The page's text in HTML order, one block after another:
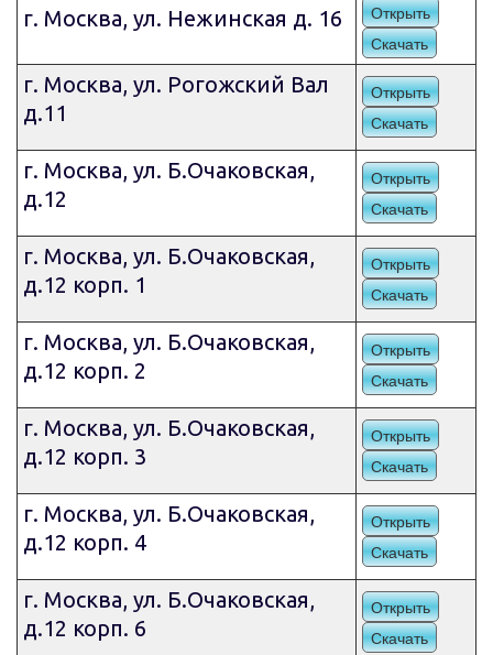
г. Москва, ул. Нежинская д. 16
Открыть
Скачать
г. Москва, ул. Рогожский Вал
д.11
Открыть
Скачать
г. Москва, ул. Б.Очаковская,
д.12
Открыть
Скачать
г. Москва, ул. Б.Очаковская,
д.12 корп. 1
Открыть
Скачать
г. Москва, ул. Б.Очаковская,
д.12 корп. 2
Открыть
Скачать
г. Москва, ул. Б.Очаковская,
д.12 корп. 3
Открыть
Скачать
г. Москва, ул. Б.Очаковская,
д.12 корп. 4
Открыть
Скачать
г. Москва, ул. Б.Очаковская,
д.12 корп. 6
Открыть
Скачать